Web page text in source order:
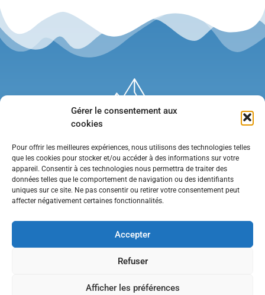
Gérer le consentement aux
cookies
Pour offrir les meilleures expériences, nous utilisons des technologies telles
que les cookies pour stocker et/ou accéder à des informations sur votre
appareil. Consentir à ces technologies nous permettra de traiter des
données telles que le comportement de navigation ou des identifiants
uniques sur ce site. Ne pas consentir ou retirer votre consentement peut
affecter négativement certaines fonctionnalités.
Accepter
Refuser
Afficher les préférences
•Contact